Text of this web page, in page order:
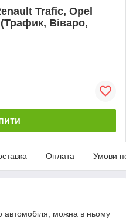
Trafic, Opel
Віваро,
Оплата Умови
можна в ньому